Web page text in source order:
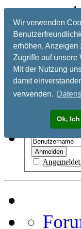
Wir verwenden
erhöhen,
Zugriffe auf unsere
Mit der Nutzung
damit
verwenden.
Ok,
Registrieren